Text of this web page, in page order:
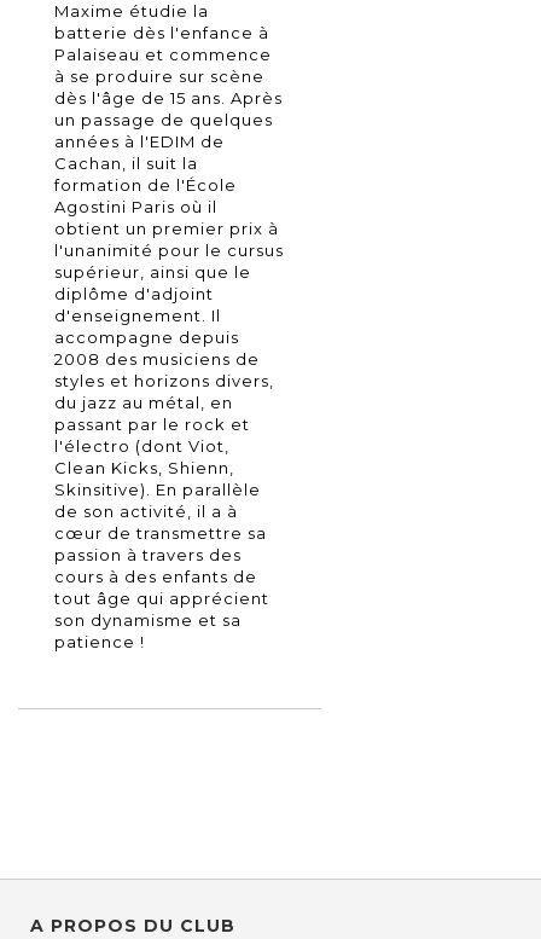
Maxime étudie la
batterie dès l'enfance à
Palaiseau et commence
à se produire sur scène
dès l'âge de 15 ans. Après
un passage de quelques
années à l'EDIM de
Cachan, il suit la
formation de l'École
Agostini Paris où il
obtient un premier prix à
l'unanimité pour le cursus
supérieur, ainsi que le
diplôme d'adjoint
d'enseignement. Il
accompagne depuis
2008 des musiciens de
styles et horizons divers,
du jazz au métal, en
passant par le rock et
l'électro (dont Viot,
Clean Kicks, Shienn,
Skinsitive). En parallèle
de son activité, il a à
cœur de transmettre sa
passion à travers des
cours à des enfants de
tout âge qui apprécient
son dynamisme et sa
patience !
A PROPOS DU CLUB